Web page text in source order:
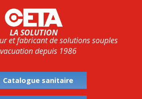
LA SOLUTION
et fabricant de solutions souples
depuis 1986
Catalogue sanitaire